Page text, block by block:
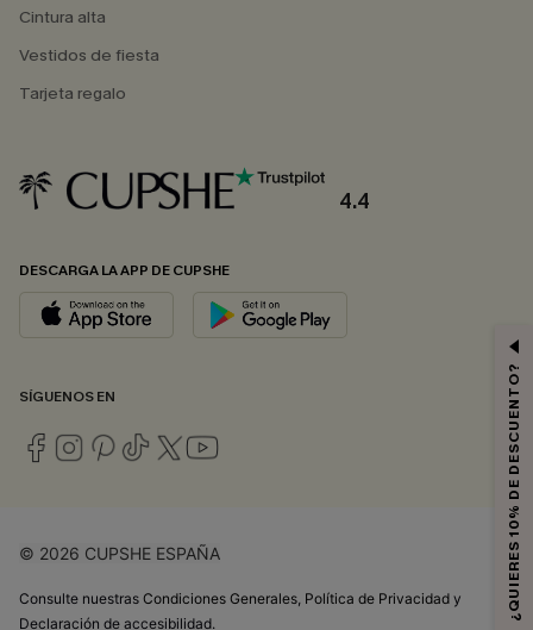
Cintura alta
Vestidos de fiesta
Tarjeta regalo
4.4
DESCARGA LA APP DE CUPSHE
SÍGUENOS EN
© 2026 CUPSHE ESPAÑA
Consulte nuestras Condiciones Generales, Política de Privacidad y
Declaración de accesibilidad.
¿QUIERES 10% DE DESCUENTO?